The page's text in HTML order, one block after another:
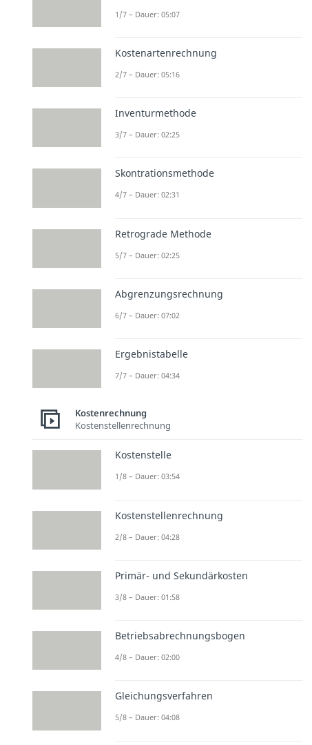
1/7 – Dauer: 05:07
Kostenartenrechnung
2/7 – Dauer: 05:16
Inventurmethode
3/7 – Dauer: 02:25
Skontrationsmethode
4/7 – Dauer: 02:31
Retrograde Methode
5/7 – Dauer: 02:25
Abgrenzungsrechnung
6/7 – Dauer: 07:02
Ergebnistabelle
7/7 – Dauer: 04:34
Kostenrechnung
Kostenstellenrechnung
Kostenstelle
1/8 – Dauer: 03:54
Kostenstellenrechnung
2/8 – Dauer: 04:28
Primär- und Sekundärkosten
3/8 – Dauer: 01:58
Betriebsabrechnungsbogen
4/8 – Dauer: 02:00
Gleichungsverfahren
5/8 – Dauer: 04:08